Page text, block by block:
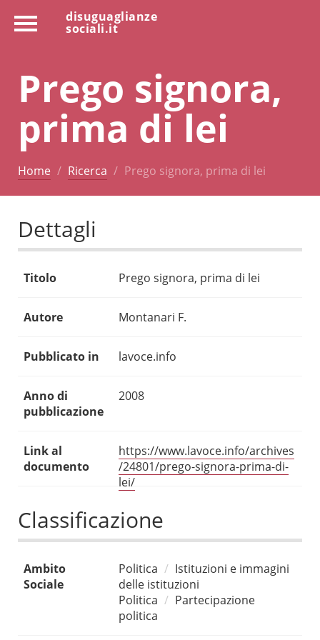
disuguaglianze
sociali.it
Prego signora,
prima di lei
Home Ricerca Prego signora, prima di lei
Dettagli
Titolo Prego signora, prima di lei
Autore Montanari F.
Pubblicato in lavoce.info
Anno di
pubblicazione
2008
Link al
documento
https://www.lavoce.info/archives
/24801/prego-signora-prima-di-
lei/
Classificazione
Ambito
Sociale
Politica
Istituzioni e immagini
delle istituzioni
Politica
Partecipazione
politica